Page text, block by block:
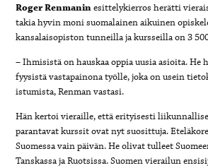
Roger Renmaninesittelykierros herätti
takia hyvin moni suomalainen aikuinen
kansalaisopiston tunneilla ja kursseilla on 3
– Ihmisistä on hauskaa oppia uusia asioita. He
fyysistä vastapainona työlle, joka on usein
istumista, Renman vastasi.
Hän kertoi vieraille, että erityisesti
parantavat kurssit ovat nyt suosittuja.
Suomessa vain päivän. He olivat tulleet
Tanskassa ja Ruotsissa. Suomen vierailun